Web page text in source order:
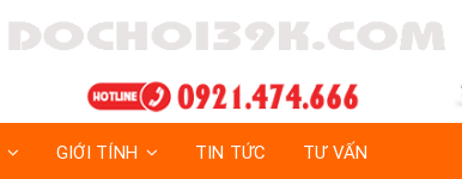
GIỚI TÍNH TIN TỨC TƯ VẤN